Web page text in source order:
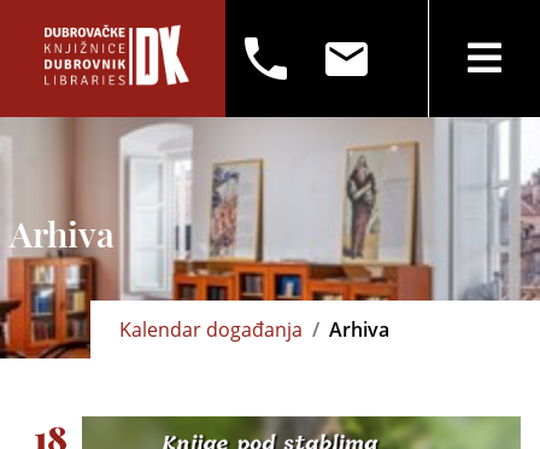
Arhiva
Kalendar događanja Arhiva
18